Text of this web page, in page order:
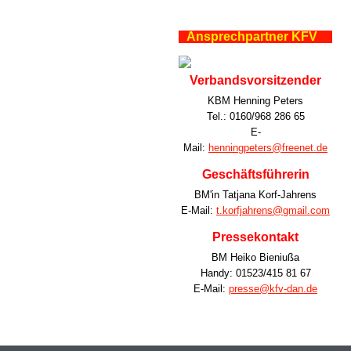
Ansprechpartner KFV
Verbandsvorsitzender
KBM Henning Peters
Tel.: 0160/968 286 65
E-
Mail: henningpeters@freenet.de
Geschäftsführerin
BM'in Tatjana Korf-Jahrens
E-Mail: t.korfjahrens@gmail.com
Pressekontakt
BM Heiko Bieniußa
Handy: 01523/415 81 67
E-Mail: presse@kfv-dan.de